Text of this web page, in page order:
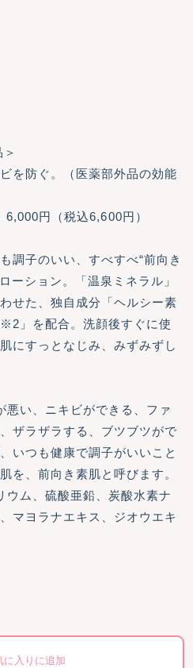
を防ぐ。（医薬部外品の効能
6,000円（税込6,600円）
調子のいい、すべすべ“前向き
ーション。「温泉ミネラル」
せた、独自成分「ヘルシー素
」を配合。洗顔後すぐに使
にすっとなじみ、みずみずし
い、ニキビができる、ファ
ザラザラする、ブツブツがで
いつも健康で調子がいいこと
を、前向き素肌と呼びます。
ム、硫酸亜鉛、炭酸水素ナ
マヨラナエキス、ジオウエキ
に入りに追加